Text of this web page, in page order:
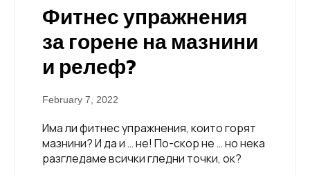
Фитнес упражнения
за горене на мазнини
и релеф?
February 7, 2022
Има ли фитнес упражнения, които горят
мазнини? И да и … не! По-скор не … но нека
разгледаме всички гледни точки, ок?